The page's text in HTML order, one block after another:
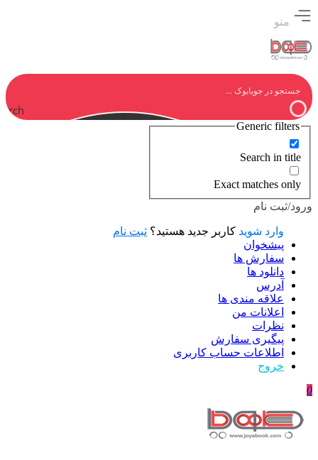
منو
Generic filters
Search in title
Exact matches only
ورود/ثبت نام
وارد شوید کاربر جدید هستید؟ ثبت نام
پیشخوان
سفارش ها
دانلود ها
آدرس
علاقه مندی ها
اعلانات من
نظرات
پیگیری سفارش
اطلاعات حساب كاربری
خروج
0